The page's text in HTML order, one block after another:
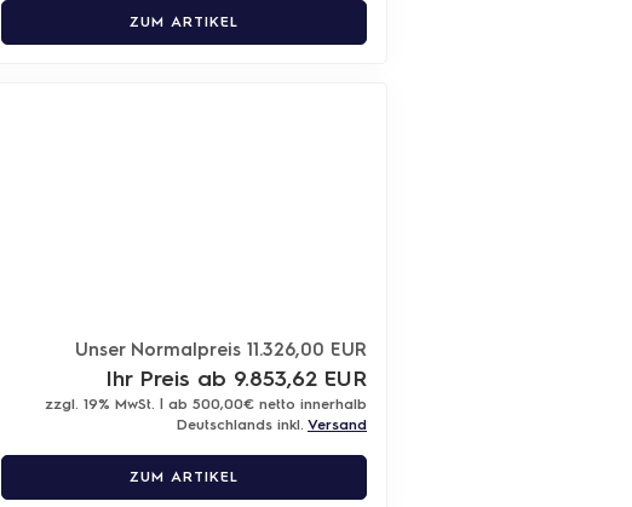
ZUM ARTIKEL
Unser Normalpreis 11.326,00 EUR
Ihr Preis ab 9.853,62 EUR
zzgl. 19% MwSt. | ab 500,00€ netto innerhalb
Deutschlands inkl. Versand
ZUM ARTIKEL